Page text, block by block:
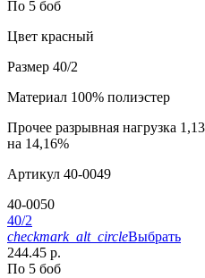
По 5 боб
Цвет красный
Размер 40/2
Материал 100% полиэстер
Прочее разрывная нагрузка
на 14,16%
Артикул 40-0049
40-0050
40/2
checkmark_alt_circleВыбрать
244.45 р.
По 5 боб